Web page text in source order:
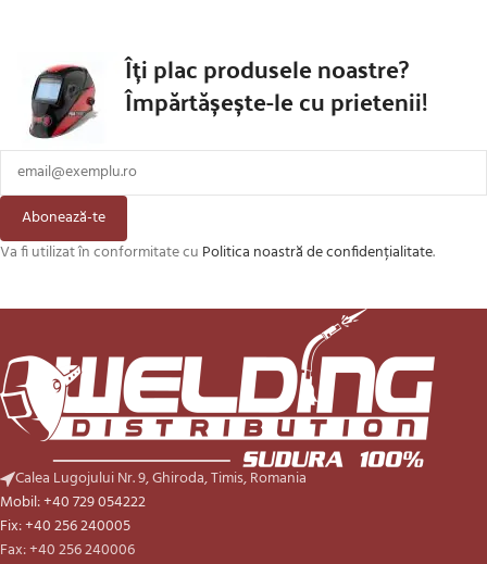
Îți plac produsele noastre?
Împărtășește-le cu prietenii!
Abonează-te
Va fi utilizat în conformitate cu Politica noastră de confidențialitate.
Calea Lugojului Nr. 9, Ghiroda, Timis, Romania
Mobil: +40 729 054222
Fix: +40 256 240005
Fax: +40 256 240006